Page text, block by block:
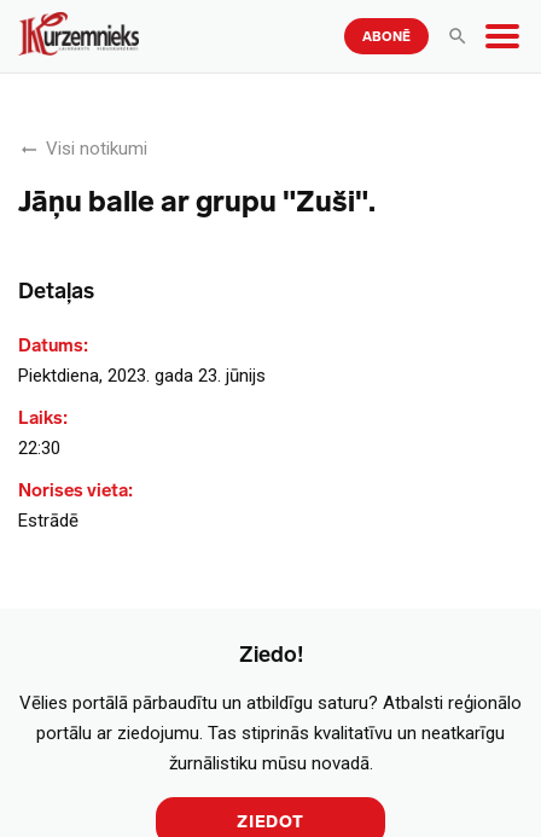
ABONĒ
Visi notikumi
Jāņu balle ar grupu "Zuši".
Detaļas
Datums:
Piektdiena, 2023. gada 23. jūnijs
Laiks:
22:30
Norises vieta:
Estrādē
Ziedo!
Vēlies portālā pārbaudītu un atbildīgu saturu? Atbalsti reģionālo
portālu ar ziedojumu. Tas stiprinās kvalitatīvu un neatkarīgu
žurnālistiku mūsu novadā.
ZIEDOT